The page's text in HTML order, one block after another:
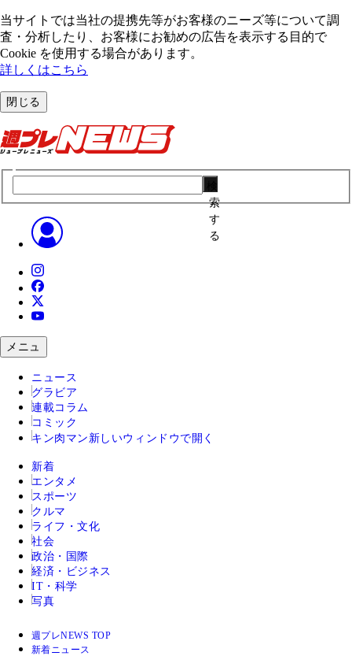
当サイトでは当社の提携先等がお客様のニーズ等について調
査・分析したり、お客様にお勧めの広告を表⽰する⽬的で
Cookie を使⽤する場合があります。
詳しくはこちら
閉じる
索
す
る
メニュ
ニュース
グラビア
連載コラム
コミック
キン肉マン 新しいウィンドウで開く
新着
エンタメ
スポーツ
クルマ
ライフ・文化
社会
政治・国際
経済・ビジネス
IT・科学
写真
週プレNEWS TOP
新着ニュース